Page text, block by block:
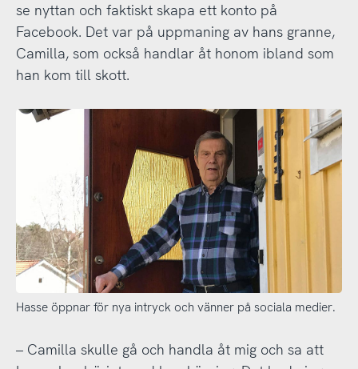
se nyttan och faktiskt skapa ett konto på
Facebook. Det var på uppmaning av hans granne,
Camilla, som också handlar åt honom ibland som
han kom till skott.
Hasse öppnar för nya intryck och vänner på sociala medier.
– Camilla skulle gå och handla åt mig och sa att